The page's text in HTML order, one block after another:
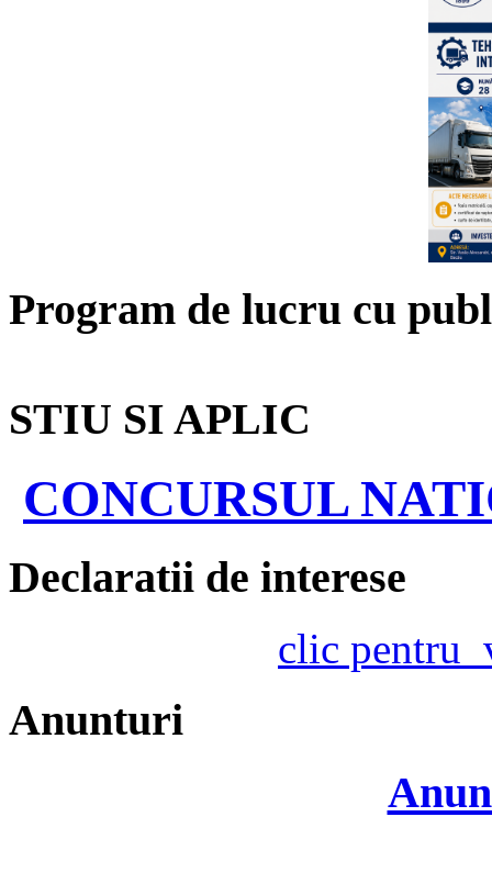
Program de lucru cu
STIU SI APLIC
CONCURSUL
Declaratii de interese
clic pentru
Anunturi